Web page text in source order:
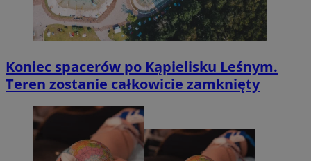
Koniec spacerów po Kąpielisku Leśnym.
Teren zostanie całkowicie zamknięty